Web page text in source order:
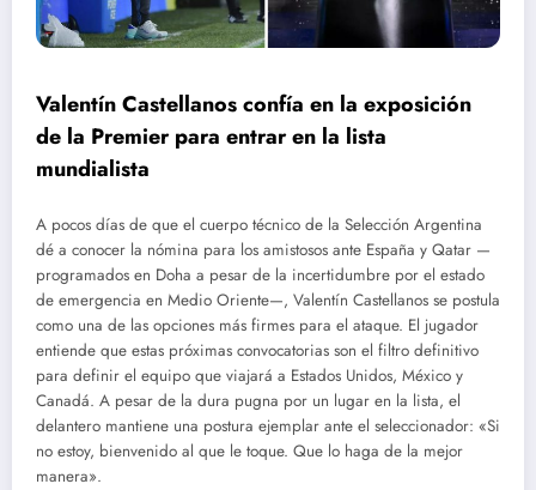
Valentín Castellanos confía en la exposición
de la Premier para entrar en la lista
mundialista
A pocos días de que el cuerpo técnico de la Selección Argentina
dé a conocer la nómina para los amistosos ante España y Qatar —
programados en Doha a pesar de la incertidumbre por el estado
de emergencia en Medio Oriente—, Valentín Castellanos se postula
como una de las opciones más firmes para el ataque. El jugador
entiende que estas próximas convocatorias son el filtro definitivo
para definir el equipo que viajará a Estados Unidos, México y
Canadá. A pesar de la dura pugna por un lugar en la lista, el
delantero mantiene una postura ejemplar ante el seleccionador: «Si
no estoy, bienvenido al que le toque. Que lo haga de la mejor
manera».